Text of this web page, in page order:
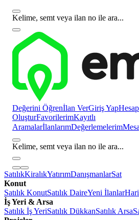
Kelime, semt veya ilan no ile ara...
Değerini Öğrenİlan VerGiriş Yap
OluşturFavorilerimKayıtlı
AramalarİlanlarımDeğerlemelerim
Kelime, semt veya ilan no ile ara...
SatılıkKiralıkYatırımDanışmanlarSat
Konut
Satılık KonutSatılık DaireYeni İlanlar
İş Yeri & Arsa
Satılık İş YeriSatılık DükkanSatılık Arsa